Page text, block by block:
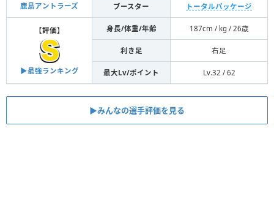
鹿島アントラーズ ブースター トータルパッケージ
【評価】
▶︎最強ランキング
身長/体重/年齢 187cm / kg / 26歳
利き足 右足
最大Lv/ポイント Lv.32 / 62
▶︎みんなの選手評価を見る